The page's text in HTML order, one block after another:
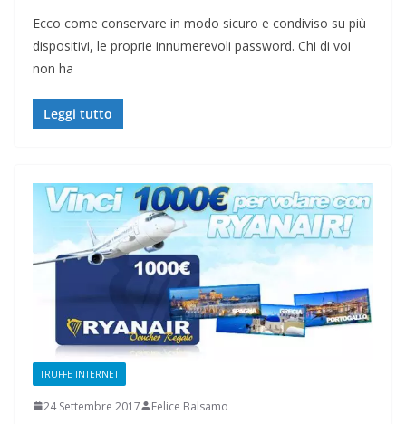
Ecco come conservare in modo sicuro e condiviso su più
dispositivi, le proprie innumerevoli password. Chi di voi
non ha
Leggi tutto
TRUFFE INTERNET
24 Settembre 2017 Felice Balsamo